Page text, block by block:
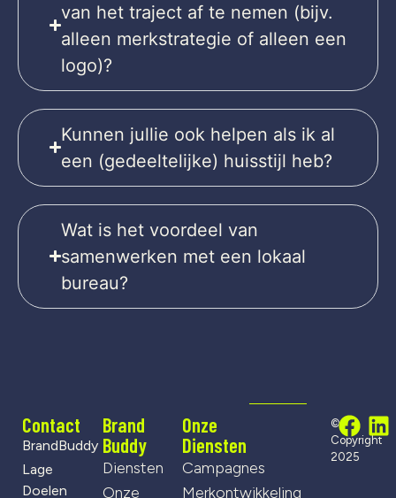
van het traject af te nemen (bijv.
alleen merkstrategie of alleen een
logo)?
Kunnen jullie ook helpen als ik al
een (gedeeltelijke) huisstijl heb?
Wat is het voordeel van
samenwerken met een lokaal
bureau?
Contact
BrandBuddy
Lage
Doelen
Brand
Buddy
Diensten
Onze
Onze
Diensten
Campagnes
Merkontwikkeling
©
Copyright
2025